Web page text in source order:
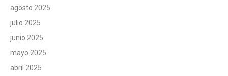
agosto 2025
julio 2025
junio 2025
mayo 2025
abril 2025